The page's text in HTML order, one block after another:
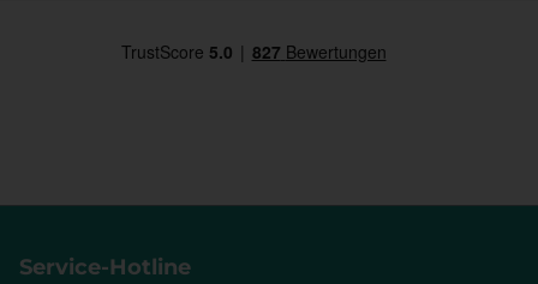
Service-Hotline